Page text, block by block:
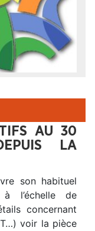
AU 30
LA
son habituel
à l’échelle de
concernant
voir la pièce